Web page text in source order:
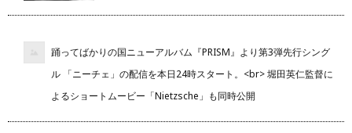
踊ってばかりの国ニューアルバム『PRISM』より第3弾先行シング
ル 「ニーチェ」の配信を本日24時スタート。<br> 堀田英仁監督に
よるショートムービー「Nietzsche」も同時公開